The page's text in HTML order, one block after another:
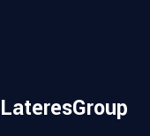
LateresGroup